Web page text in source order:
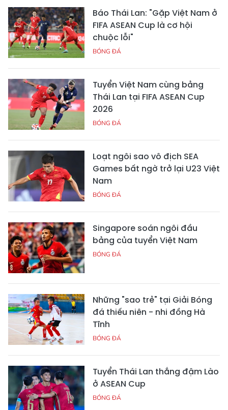
Báo Thái Lan: "Gặp Việt Nam ở
FIFA ASEAN Cup là cơ hội
chuộc lỗi"
BÓNG ĐÁ
Tuyển Việt Nam cùng bảng
Thái Lan tại FIFA ASEAN Cup
2026
BÓNG ĐÁ
Loạt ngôi sao vô địch SEA
Games bất ngờ trở lại U23 Việt
Nam
BÓNG ĐÁ
Singapore soán ngôi đầu
bảng của tuyển Việt Nam
BÓNG ĐÁ
Những "sao trẻ" tại Giải Bóng
đá thiếu niên - nhi đồng Hà
Tĩnh
BÓNG ĐÁ
Tuyển Thái Lan thắng đậm Lào
ở ASEAN Cup
BÓNG ĐÁ